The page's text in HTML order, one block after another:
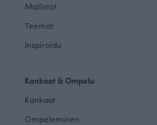
Mallistot
Teemat
Inspiroidu
Kankaat & Ompelu
Kankaat
Ompeleminen